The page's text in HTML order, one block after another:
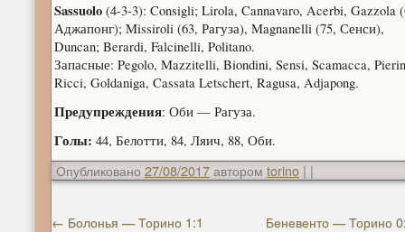
Sassuolo(4-3-3): Consigli; Lirola, Cannavaro, Acerbi, Gazzola
Аджапонг); Missiroli (63, Рагуза), Magnanelli (75, Сенси),
Duncan; Berardi, Falcinelli, Politano.
Запасные: Pegolo, Mazzitelli, Biondini, Sensi, Scamacca,
Ricci, Goldaniga, Cassata Letschert, Ragusa, Adjapong.
Предупреждения: Оби — Рагуза.
Голы: 44, Белотти, 84, Ляич, 88, Оби.
Опубликовано 27/08/2017 автором torino | |
← Болонья — Торино 1:1 Беневенто — Торино